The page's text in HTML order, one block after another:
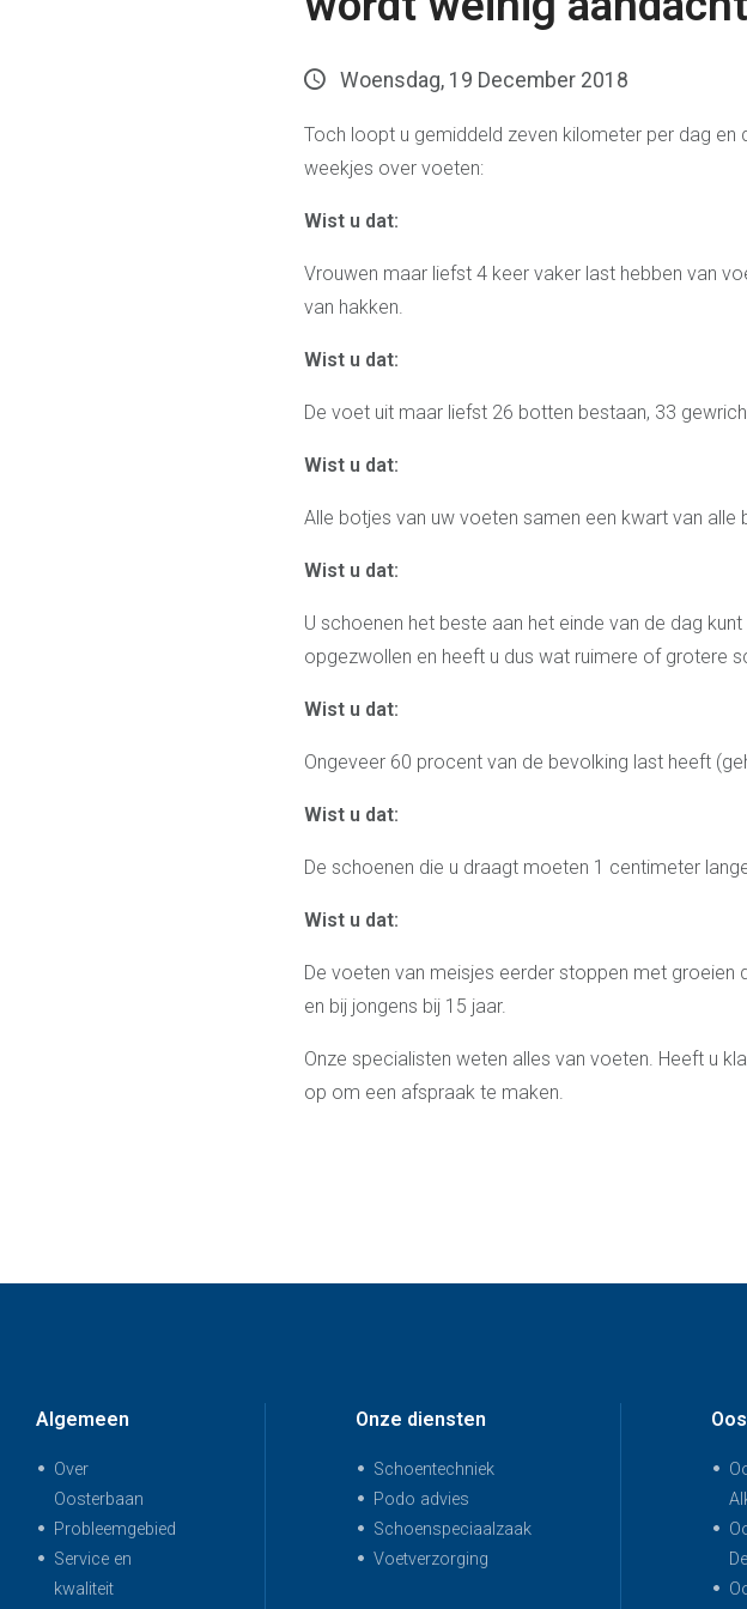
Woensdag, 19 December 2018
Toch loopt u gemiddeld zeven kilometer per dag
weekjes over voeten:
Wist u dat:
Vrouwen maar liefst 4 keer vaker last hebben van
van hakken.
Wist u dat:
De voet uit maar liefst 26 botten bestaan, 33
Wist u dat:
Alle botjes van uw voeten samen een kwart van alle
Wist u dat:
U schoenen het beste aan het einde van de dag
opgezwollen en heeft u dus wat ruimere of grotere
Wist u dat:
Ongeveer 60 procent van de bevolking last heeft
Wist u dat:
De schoenen die u draagt moeten 1 centimeter
Wist u dat:
De voeten van meisjes eerder stoppen met groeien
en bij jongens bij 15 jaar.
Onze specialisten weten alles van voeten. Heeft u
op om een afspraak te maken.
Algemeen
Over
Oosterbaan
Probleemgebied
Service en
kwaliteit
Onze diensten
Schoentechniek
Podo advies
Schoenspeciaalzaak
Voetverzorging